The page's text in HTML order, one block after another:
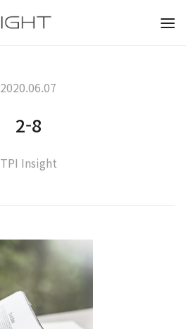
티피아이 인사이트
2020.06.07
2-8
TPI Insight